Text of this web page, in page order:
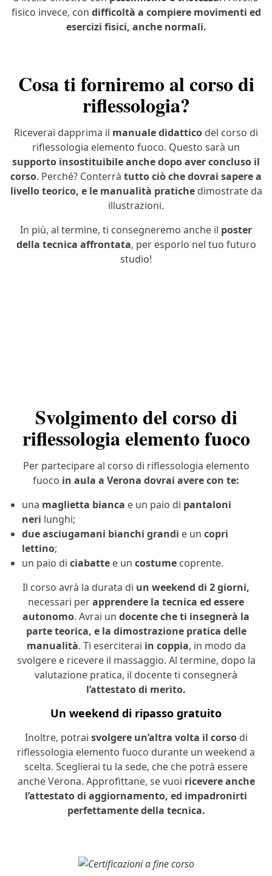
fisico invece, con difficoltà a compiere movimenti ed
esercizi fisici, anche normali.
Cosa ti forniremo al corso di
riflessologia?
Riceverai dapprima il manuale didattico del corso di
riflessologia elemento fuoco. Questo sarà un
supporto insostituibile anche dopo aver concluso il
corso. Perché? Conterrà tutto ciò che dovrai sapere a
livello teorico, e le manualità pratiche dimostrate da
illustrazioni.
In più, al termine, ti consegneremo anche il poster
della tecnica affrontata, per esporlo nel tuo futuro
studio!
Svolgimento del corso di
riflessologia elemento fuoco
Per partecipare al corso di riflessologia elemento
fuoco in aula a Verona dovrai avere con te:
una maglietta bianca e un paio di pantaloni
neri lunghi;
due asciugamani bianchi grandi e un copri
lettino;
un paio di ciabatte e un costume coprente.
Il corso avrà la durata di un weekend di 2 giorni,
necessari perapprendere la tecnica ed essere
autonomo. Avrai un docente che ti insegnerà la
parte teorica, e la dimostrazione pratica delle
manualità. Ti eserciterai in coppia, in modo da
svolgere e ricevere il massaggio. Al termine, dopo la
valutazione pratica, il docente ti consegnerà
l’attestato di merito.
Un weekend di ripasso gratuito
Inoltre, potrai svolgere un’altra volta il corsodi
riflessologia elemento fuoco durante un weekend a
scelta. Sceglierai tu la sede, che che potrà essere
anche Verona. Approfittane, se vuoi ricevere anche
l’attestato di aggiornamento, ed impadronirti
perfettamente della tecnica.